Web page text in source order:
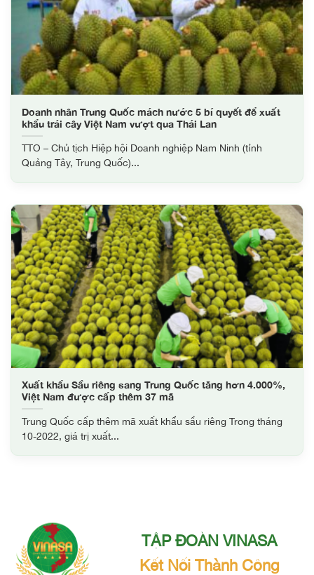
Doanh nhân Trung Quốc mách nước 5 bí quyết để xuất
khẩu trái cây Việt Nam vượt qua Thái Lan
TTO – Chủ tịch Hiệp hội Doanh nghiệp Nam Ninh (tỉnh
Quảng Tây, Trung Quốc)...
Xuất khẩu Sầu riêng sang Trung Quốc tăng hơn 4.000%,
Việt Nam được cấp thêm 37 mã
Trung Quốc cấp thêm mã xuất khẩu sầu riêng Trong tháng
10-2022, giá trị xuất...
TẬP ĐOÀN VINASA
Kết Nối Thành Công